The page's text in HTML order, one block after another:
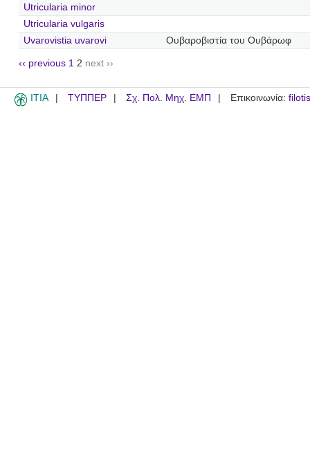
Utricularia minor
Utricularia vulgaris
Uvarovistia uvarovi
Ουβαροβιστία του Ουβάρωφ
‹‹ previous 1 2 next ››
ITIA ΤΥΠΠΕΡ Σχ. Πολ. Μηχ. ΕΜΠ Επικοινωνία: